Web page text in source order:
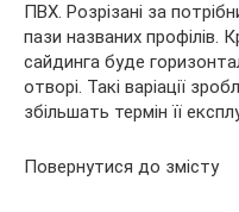
ПВХ. Розрізані за
пази названих профілів.
сайдинга буде
отворі. Такі варіації
збільшать термін її
Повернутися до змісту